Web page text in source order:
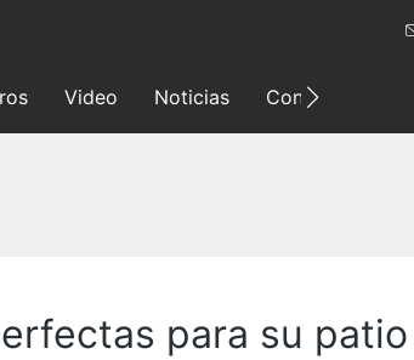
Video Noticias Contáctenos
para su